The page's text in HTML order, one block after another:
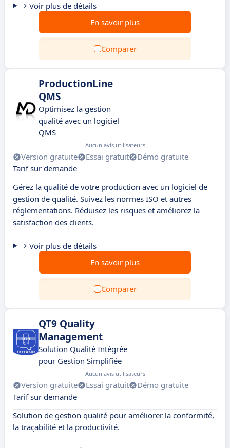
Voir plus de détails
En savoir plus
Comparer
ProductionLine
QMS
Optimisez la gestion
qualité avec un logiciel
QMS
Aucun avis utilisateurs
Version gratuite Essai gratuit
Démo gratuite
Tarif sur demande
Gérez la qualité de votre production avec un logiciel de
gestion de qualité. Suivez les normes ISO et autres
réglementations. Réduisez les risques et améliorez la
satisfaction des clients.
Voir plus de détails
En savoir plus
Comparer
QT9 Quality
Management
Solution Qualité Intégrée
pour Gestion Simplifiée
Aucun avis utilisateurs
Version gratuite Essai gratuit
Démo gratuite
Tarif sur demande
Solution de gestion qualité pour améliorer la conformité,
la traçabilité et la productivité.